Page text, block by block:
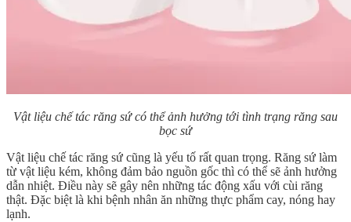
Vật liệu chế tác răng sứ có thể ảnh hưởng tới tình trạng răng sau
bọc sứ
Vật liệu chế tác răng sứ cũng là yếu tố rất quan trọng. Răng sứ làm
từ vật liệu kém, không đảm bảo nguồn gốc thì có thể sẽ ảnh hưởng
dẫn nhiệt. Điều này sẽ gây nên những tác động xấu với cùi răng
thật. Đặc biệt là khi bệnh nhân ăn những thực phẩm cay, nóng hay
lạnh.